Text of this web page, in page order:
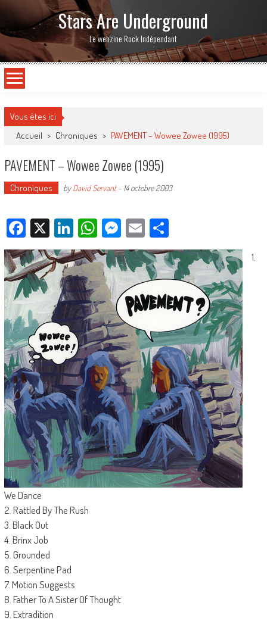
Stars Are Underground
Le webzine Rock Indépendant
Vous êtes ici
Accueil > Chroniques > PAVEMENT – Wowee Zowee (1995)
PAVEMENT – Wowee Zowee (1995)
Chroniques byDavid Servant- 14 octobre 2003
Facebook
X LinkedIn
WhatsApp
Messenger
EmailPartager
1.
We Dance
2. Rattled By The Rush
3. Black Out
4. Brinx Job
5. Grounded
6. Serpentine Pad
7. Motion Suggests
8. Father To A Sister Of Thought
9. Extradition